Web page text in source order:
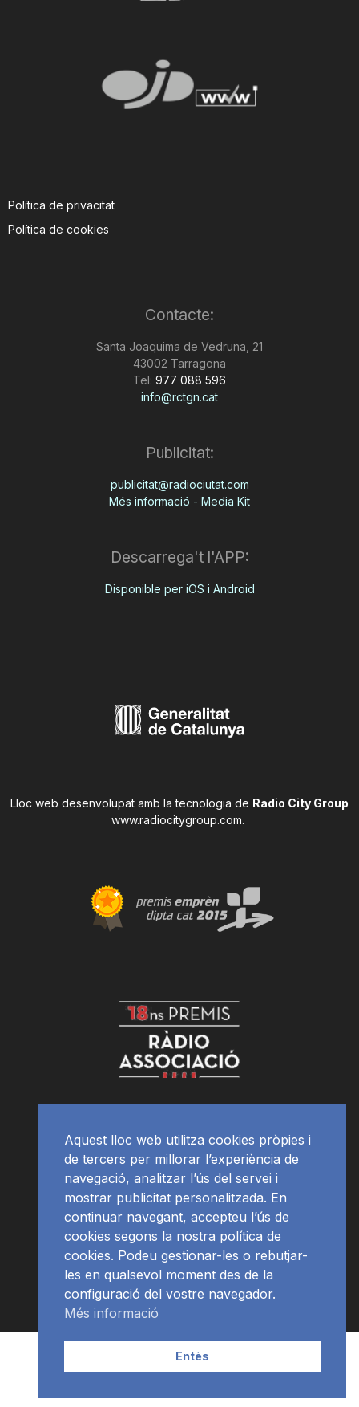
Política de privacitat
Política de cookies
Contacte:
Santa Joaquima de Vedruna, 21
43002 Tarragona
Tel: 977 088 596
info@rctgn.cat
Publicitat:
publicitat@radiociutat.com
Més informació - Media Kit
Descarrega't l'APP:
Disponible per iOS i Android
Lloc web desenvolupat amb la tecnologia de Radio City Group
www.radiocitygroup.com.
APP Programació
Aquest lloc web utilitza cookies pròpies i
de tercers per millorar l’experiència de
navegació, analitzar l’ús del servei i
mostrar publicitat personalitzada. En
continuar navegant, accepteu l’ús de
cookies segons la nostra política de
cookies. Podeu gestionar-les o rebutjar-
les en qualsevol moment des de la
configuració del vostre navegador.
Més informació
Entès